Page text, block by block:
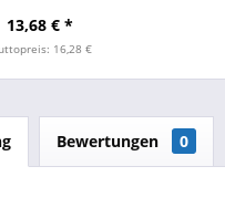
13,68 € *
16,28 €
Bewertungen 0